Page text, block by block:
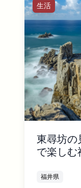
生活
東尋坊の
で楽しむ
福井県